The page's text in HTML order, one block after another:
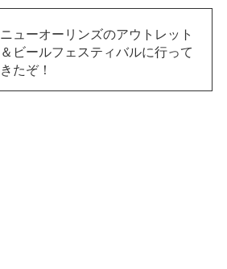
ニューオーリンズのアウトレット
＆ビールフェスティバルに行って
きたぞ！